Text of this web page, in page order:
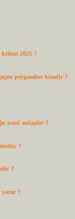
kriteri 2025 ?
peygamber kimdir ?
nasıl anlaşılır ?
?
?
yarar ?